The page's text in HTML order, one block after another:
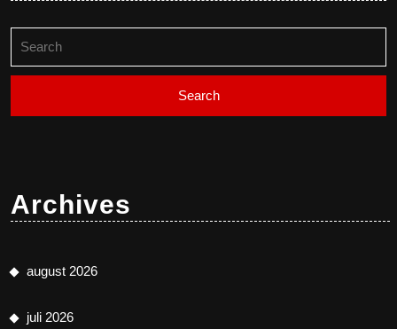
for:
Archives
august 2026
juli 2026